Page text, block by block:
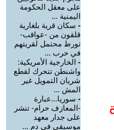
على معقل الحكومة
اليمنية ...
- سكان قرية بلغارية
قلقون من -عواقب-
تورط محتمل لقريتهم
في حرب ...
- الخارجية الأمريكية:
واشنطن تتحرك لقطع
شريان التمويل غير
المش ...
- سوريا...عبارة
-المعازف حرام- تنشر
على جدار معهد
موسيقي في دم ...